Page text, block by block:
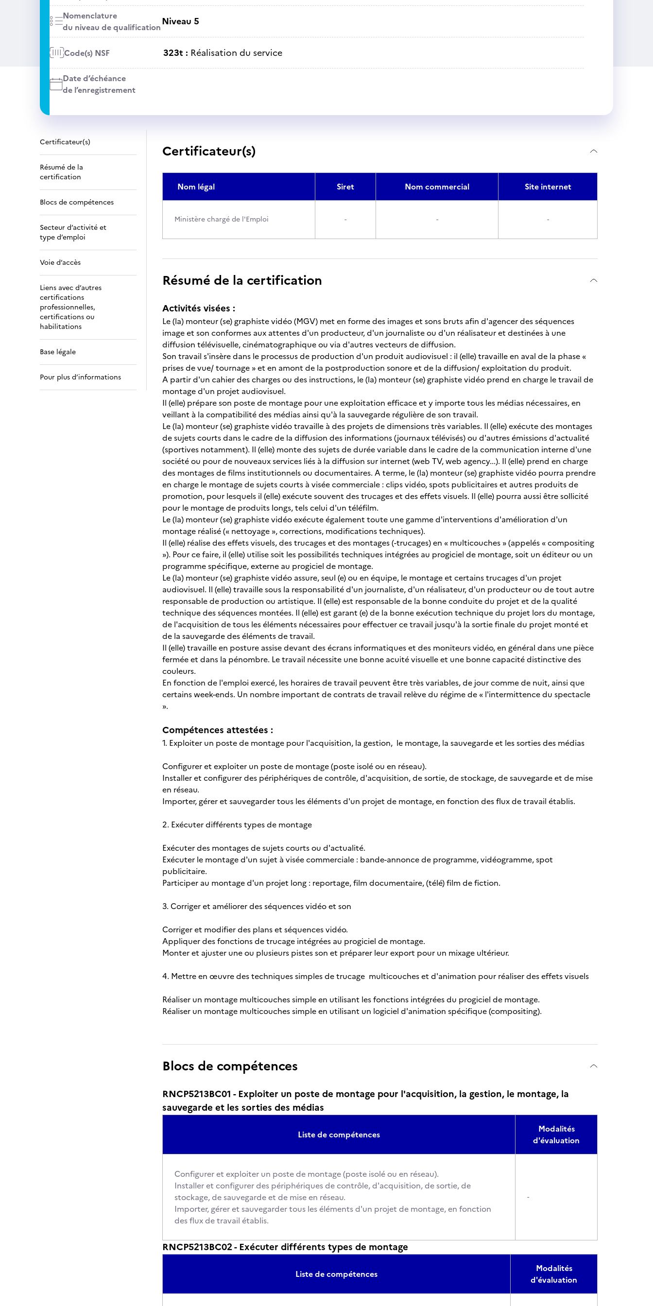
Nomenclature
du niveau de qualificationNiveau 5
Code(s) NSF 323t : Réalisation du service
Date d’échéance
de l’enregistrement
Certificateur(s)
Résumé de la
certification
Blocs de compétences
Secteur d’activité et
type d’emploi
Voie d’accès
Liens avec d’autres
certifications
professionnelles,
certifications ou
habilitations
Base légale
Pour plus d’informations
Certificateur(s)
Nom légal Siret Nom commercial Site internet
Ministère chargé de l'Emploi - - -
Résumé de la certification
Activités visées :
Le (la) monteur (se) graphiste vidéo (MGV) met en forme des images et sons bruts afin d'agencer des séquences
image et son conformes aux attentes d'un producteur, d'un journaliste ou d'un réalisateur et destinées à une
diffusion télévisuelle, cinématographique ou via d'autres vecteurs de diffusion.
Son travail s'insère dans le processus de production d'un produit audiovisuel : il (elle) travaille en aval de la phase «
prises de vue/ tournage » et en amont de la postproduction sonore et de la diffusion/ exploitation du produit.
A partir d'un cahier des charges ou des instructions, le (la) monteur (se) graphiste vidéo prend en charge le travail de
montage d'un projet audiovisuel.
Il (elle) prépare son poste de montage pour une exploitation efficace et y importe tous les médias nécessaires, en
veillant à la compatibilité des médias ainsi qu'à la sauvegarde régulière de son travail.
Le (la) monteur (se) graphiste vidéo travaille à des projets de dimensions très variables. Il (elle) exécute des montages
de sujets courts dans le cadre de la diffusion des informations (journaux télévisés) ou d'autres émissions d'actualité
(sportives notamment). Il (elle) monte des sujets de durée variable dans le cadre de la communication interne d'une
société ou pour de nouveaux services liés à la diffusion sur internet (web TV, web agency...). Il (elle) prend en charge
des montages de films institutionnels ou documentaires. A terme, le (la) monteur (se) graphiste vidéo pourra prendre
en charge le montage de sujets courts à visée commerciale : clips vidéo, spots publicitaires et autres produits de
promotion, pour lesquels il (elle) exécute souvent des trucages et des effets visuels. Il (elle) pourra aussi être sollicité
pour le montage de produits longs, tels celui d'un téléfilm.
Le (la) monteur (se) graphiste vidéo exécute également toute une gamme d'interventions d'amélioration d'un
montage réalisé (« nettoyage », corrections, modifications techniques).
Il (elle) réalise des effets visuels, des trucages et des montages (-trucages) en « multicouches » (appelés « compositing
»). Pour ce faire, il (elle) utilise soit les possibilités techniques intégrées au progiciel de montage, soit un éditeur ou un
programme spécifique, externe au progiciel de montage.
Le (la) monteur (se) graphiste vidéo assure, seul (e) ou en équipe, le montage et certains trucages d'un projet
audiovisuel. Il (elle) travaille sous la responsabilité d'un journaliste, d'un réalisateur, d'un producteur ou de tout autre
responsable de production ou artistique. Il (elle) est responsable de la bonne conduite du projet et de la qualité
technique des séquences montées. Il (elle) est garant (e) de la bonne exécution technique du projet lors du montage,
de l'acquisition de tous les éléments nécessaires pour effectuer ce travail jusqu'à la sortie finale du projet monté et
de la sauvegarde des éléments de travail.
Il (elle) travaille en posture assise devant des écrans informatiques et des moniteurs vidéo, en général dans une pièce
fermée et dans la pénombre. Le travail nécessite une bonne acuité visuelle et une bonne capacité distinctive des
couleurs.
En fonction de l'emploi exercé, les horaires de travail peuvent être très variables, de jour comme de nuit, ainsi que
certains week-ends. Un nombre important de contrats de travail relève du régime de « l'intermittence du spectacle
».
Compétences attestées :
1. Exploiter un poste de montage pour l'acquisition, la gestion, le montage, la sauvegarde et les sorties des médias
Configurer et exploiter un poste de montage (poste isolé ou en réseau).
Installer et configurer des périphériques de contrôle, d'acquisition, de sortie, de stockage, de sauvegarde et de mise
en réseau.
Importer, gérer et sauvegarder tous les éléments d'un projet de montage, en fonction des flux de travail établis.
2. Exécuter différents types de montage
Exécuter des montages de sujets courts ou d'actualité.
Exécuter le montage d'un sujet à visée commerciale : bande-annonce de programme, vidéogramme, spot
publicitaire.
Participer au montage d'un projet long : reportage, film documentaire, (télé) film de fiction.
3. Corriger et améliorer des séquences vidéo et son
Corriger et modifier des plans et séquences vidéo.
Appliquer des fonctions de trucage intégrées au progiciel de montage.
Monter et ajuster une ou plusieurs pistes son et préparer leur export pour un mixage ultérieur.
4. Mettre en œuvre des techniques simples de trucage multicouches et d'animation pour réaliser des effets visuels
Réaliser un montage multicouches simple en utilisant les fonctions intégrées du progiciel de montage.
Réaliser un montage multicouches simple en utilisant un logiciel d'animation spécifique (compositing).
Blocs de compétences
RNCP5213BC01 - Exploiter un poste de montage pour l'acquisition, la gestion, le montage, la
sauvegarde et les sorties des médias
Liste de compétences
Modalités
d'évaluation
Configurer et exploiter un poste de montage (poste isolé ou en réseau).
Installer et configurer des périphériques de contrôle, d'acquisition, de sortie, de
stockage, de sauvegarde et de mise en réseau.
Importer, gérer et sauvegarder tous les éléments d'un projet de montage, en fonction
des flux de travail établis.
-
RNCP5213BC02 - Exécuter différents types de montage
Liste de compétences
Modalités
d'évaluation